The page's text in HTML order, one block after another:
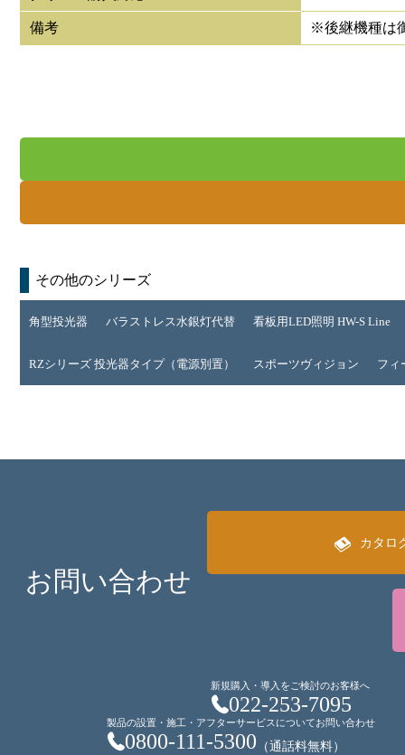
備考 ※後継機種は
その他のシリーズ
角型投光器 バラストレス水銀灯代替 看板用LED照明 HW-S Line
RZシリーズ 投光器タイプ（電源別置） スポーツヴィジョン フィ
お問い合わせ
カタロ
新規購入・導入をご検討のお客様へ
022-253-7095
製品の設置・施工・アフターサービスについてお問い合わせ
0800-111-5300 （通話料無料）